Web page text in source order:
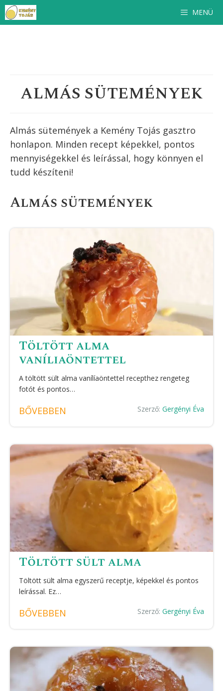
Kilépés
MENÜ
ALMÁS SÜTEMÉNYEK
Almás sütemények a Kemény Tojás gasztro
honlapon. Minden recept képekkel, pontos
mennyiségekkel és leírással, hogy könnyen el
tudd készíteni!
Almás sütemények
Töltött alma
vaníliaöntettel
A töltött sült alma vanílíaöntettel recepthez rengeteg
fotót és pontos…
BŐVEBBEN Szerző: Gergényi Éva
Töltött sült alma
Töltött sült alma egyszerű receptje, képekkel és pontos
leírással. Ez…
BŐVEBBEN Szerző: Gergényi Éva